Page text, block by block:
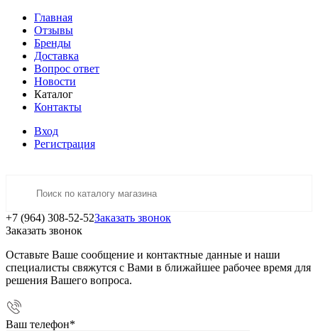
Главная
Отзывы
Бренды
Доставка
Вопрос ответ
Новости
Каталог
Контакты
Вход
Регистрация
+7 (964) 308-52-52Заказать звонок
Заказать звонок
Оставьте Ваше сообщение и контактные данные и наши
специалисты свяжутся с Вами в ближайшее рабочее время для
решения Вашего вопроса.
Ваш телефон*